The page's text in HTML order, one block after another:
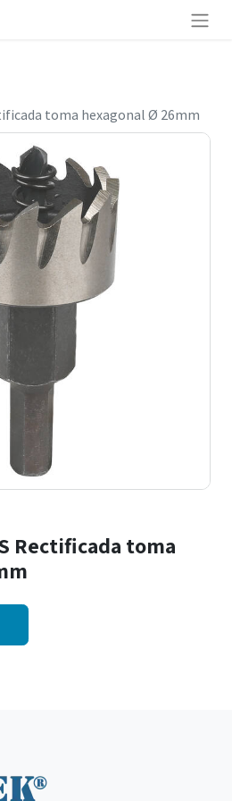
toma hexagonal Ø 26mm
Rectificada toma